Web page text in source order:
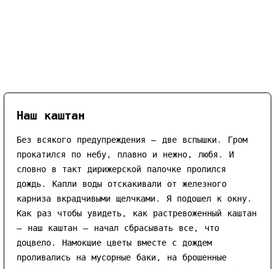
Наш каштан
Без всякого предупреждения — две вспышки. Гром
прокатился по небу, плавно и нежно, любя. И
словно в такт дирижерской палочке пролился
дождь. Капли воды отскакивали от железного
карниза вкрадчивыми щелчками. Я подошел к окну.
Как раз чтобы увидеть, как растревоженный каштан
— наш каштан — начал сбрасывать все, что
доцвело. Намокшие цветы вместе с дождем
проливались на мусорные баки, на брошенные